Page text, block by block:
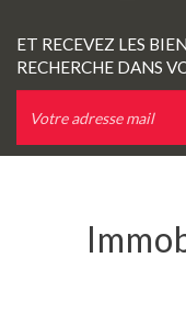
ET RECEVEZ LES
RECHERCHE DANS